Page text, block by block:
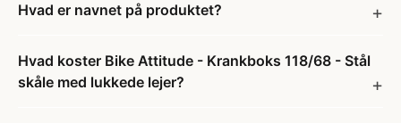
Hvad er navnet på produktet?
Hvad koster Bike Attitude - Krankboks 118/68 - Stål
skåle med lukkede lejer?